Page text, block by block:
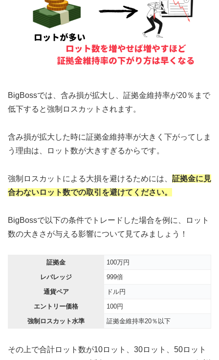
BigBossでは、含み損が拡大し、証拠金維持率が20％まで
低下すると強制ロスカットされます。
含み損が拡大した時に証拠金維持率が大きく下がってしま
う理由は、ロット数が大きすぎるからです。
強制ロスカットによる大損を避けるためには、 証拠金に見
合わないロット数での取引を避けてください。
BigBossで以下の条件でトレードした場合を例に、ロット
数の大きさが与える影響について見てみましょう！
証拠金
100万円
レバレッジ
999倍
通貨ペア
ドル円
エントリー価格
100円
強制ロスカット水準
証拠金維持率20％以下
その上で合計ロット数が10ロット、30ロット、50ロット